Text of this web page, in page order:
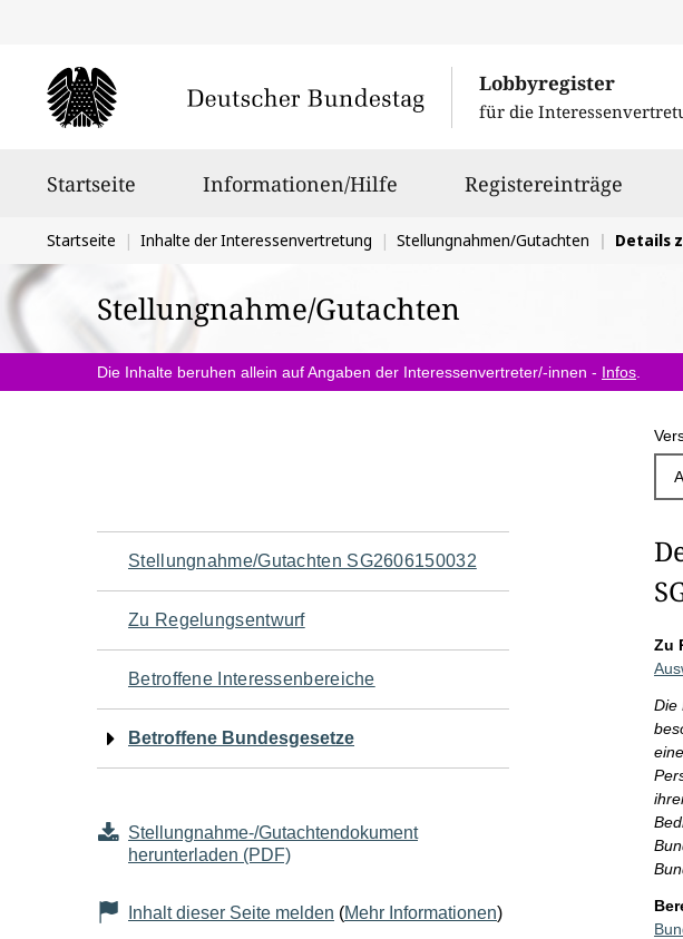
Lobbyregister
für die
Startseite Informationen/Hilfe Registereinträge
Sie
befinden
sich
hier:
Startseite Inhalte der Interessenvertretung Stellungnahmen/Gutachten Details
Stellungnahme/Gutachten
Die Inhalte beruhen allein auf Angaben der Interessenvertreter/-innen - Infos
Navigation
für
den
Seiteninhalt
Stellungnahme/Gutachten SG2606150032
Zu Regelungsentwurf
Betroffene Interessenbereiche
Betroffene Bundesgesetze
Stellungnahme-/Gutachtendokument
herunterladen (PDF)
Inhalt dieser Seite melden (Mehr Informationen)
Zu
Die